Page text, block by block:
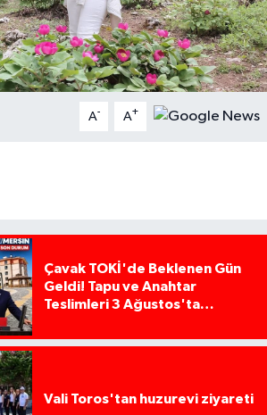
A- A+
Çavak TOKİ'de Beklenen Gün
Geldi! Tapu ve Anahtar
Teslimleri 3 Ağustos'ta
Vali Toros'tan huzurevi ziyareti